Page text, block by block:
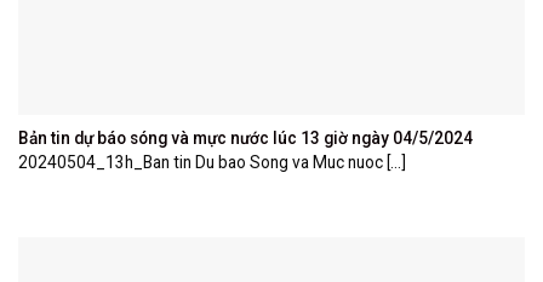
Bản tin dự báo sóng và mực nước lúc 13 giờ ngày 04/5/2024
20240504_13h_Ban tin Du bao Song va Muc nuoc [...]